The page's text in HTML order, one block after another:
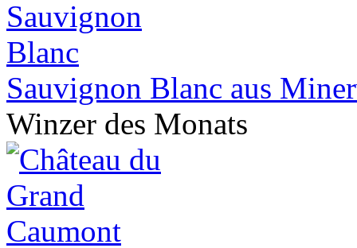
Sauvignon Blanc aus
Winzer des Monats